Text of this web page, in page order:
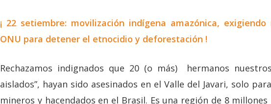
¡ 22 setiembre: movilización indígena amazónica,
ONU para detener el etnocidio y deforestación !
Rechazamos indignados que 20 (o más) hermanos
aislados”, hayan sido asesinados en el Valle del Javari, solo
mineros y hacendados en el Brasil. Es una región de 8